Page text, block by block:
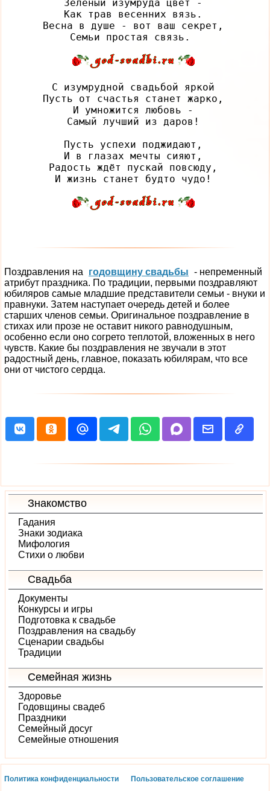
Зеленый изумруда цвет -
Как трав весенних вязь.
Весна в душе - вот ваш секрет,
С изумрудной свадьбой яркой
Пусть от счастья станет жарко,
И умножится любовь -
Самый лучший из даров!
Пусть успехи поджидают,
И в глазах мечты сияют,
Радость ждёт пускай повсюду,
Поздравления на годовщину свадьбы - непременный
атрибут праздника. По традиции, первыми поздравляют
юбиляров самые младшие представители семьи - внуки и
правнуки. Затем наступает очередь детей и более
старших членов семьи. Оригинальное поздравление в
стихах или прозе не оставит никого равнодушным,
особенно если оно согрето теплотой, вложенных в него
чувств. Какие бы поздравления не звучали в этот
радостный день, главное, показать юбилярам, что все
они от чистого сердца.
Знакомство
Гадания
Знаки зодиака
Мифология
Стихи о любви
Свадьба
Документы
Конкурсы и игры
Подготовка к свадьбе
Поздравления на свадьбу
Сценарии свадьбы
Традиции
Семейная жизнь
Здоровье
Годовщины свадеб
Праздники
Семейный досуг
Семейные отношения
Политика конфиденциальности
Пользовательское соглашение